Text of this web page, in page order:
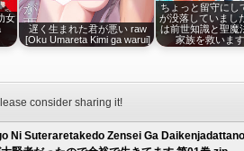
女
遅く生まれた君が悪い raw
[Oku Umareta Kimi ga warui]
ちょっと留守にし
が没落していまし
は前世知識と聖魔
家族を救いま
consider sharing it!
Ni Suteraretakedo Zensei Ga